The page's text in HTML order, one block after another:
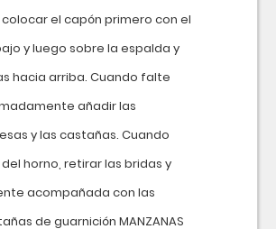
el capón primero con el
y luego sobre la espalda y
hacia arriba. Cuando falte
añadir las
y las castañas. Cuando
horno, retirar las bridas y
acompañada con las
de guarnición MANZANAS